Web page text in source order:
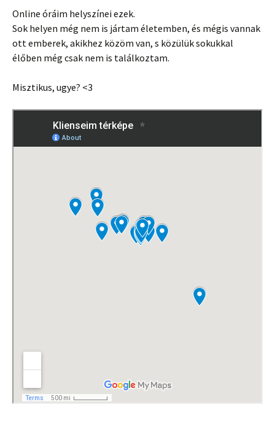
Online óráim helyszínei ezek.
Sok helyen még nem is jártam életemben, és mégis vannak
ott emberek, akikhez közöm van, s közülük sokukkal
élőben még csak nem is találkoztam.
Misztikus, ugye? <3